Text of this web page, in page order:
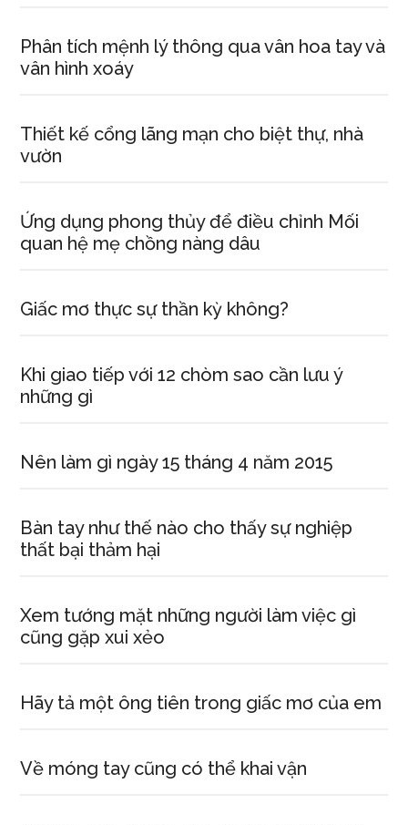
Phân tích mệnh lý thông qua vân hoa tay và
vân hình xoáy
Thiết kế cổng lãng mạn cho biệt thự, nhà
vườn
Ứng dụng phong thủy để điều chỉnh Mối
quan hệ mẹ chồng nàng dâu
Giấc mơ thực sự thần kỳ không?
Khi giao tiếp với 12 chòm sao cần lưu ý
những gì
Nên làm gì ngày 15 tháng 4 năm 2015
Bàn tay như thế nào cho thấy sự nghiệp
thất bại thảm hại
Xem tướng mặt những người làm việc gì
cũng gặp xui xẻo
Hãy tả một ông tiên trong giấc mơ của em
Về móng tay cũng có thể khai vận